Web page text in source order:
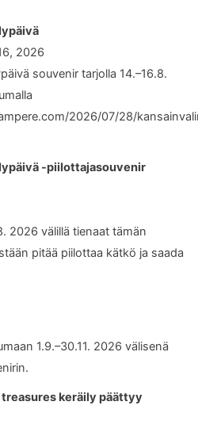
2026
souvenir tarjolla 14.–16.8.
2026/07/28/
-piilottajasouvenir
2026 välillä tienaat tämän
pitää piilottaa kätkö ja saada
1.9.–30.11. 2026 välisenä
keräily päättyy